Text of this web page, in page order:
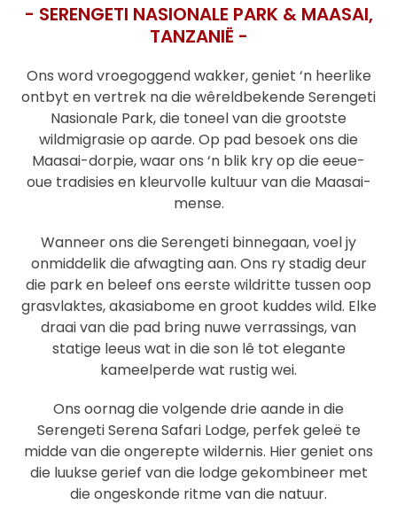
- SERENGETI NASIONALE PARK & MAASAI,
TANZANIË -
Ons word vroegoggend wakker, geniet ‘n heerlike
ontbyt en vertrek na die wêreldbekende Serengeti
Nasionale Park, die toneel van die grootste
wildmigrasie op aarde. Op pad besoek ons die
Maasai-dorpie, waar ons ‘n blik kry op die eeue-
oue tradisies en kleurvolle kultuur van die Maasai-
mense.
Wanneer ons die Serengeti binnegaan, voel jy
onmiddelik die afwagting aan. Ons ry stadig deur
die park en beleef ons eerste wildritte tussen oop
grasvlaktes, akasiabome en groot kuddes wild. Elke
draai van die pad bring nuwe verrassings, van
statige leeus wat in die son lê tot elegante
kameelperde wat rustig wei.
Ons oornag die volgende drie aande in die
Serengeti Serena Safari Lodge, perfek geleë te
midde van die ongerepte wildernis. Hier geniet ons
die luukse gerief van die lodge gekombineer met
die ongeskonde ritme van die natuur.